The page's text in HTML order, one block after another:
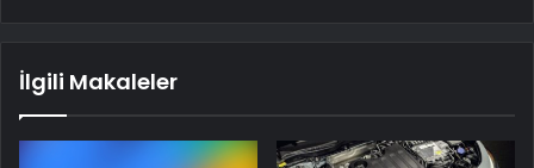
İlgili Makaleler